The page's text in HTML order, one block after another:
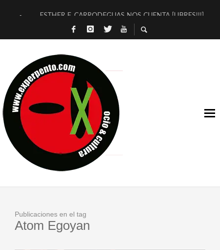
ESTHER F. CARRODEGUAS NOS CUENTA [LIBRES!!!]
[TERRA DE GUAPES] DE SANDRA MONFORT
TIMBRE 4, LA ESCUELA DEL DIRECTOR TEATRAL CLAUDIO
30 AÑOS (NO ES NADA) DE LA KATARSIS DEL TOMATAZO
MILITARES JUDÍAS EN #EXVITA
D’BALDOMEROS REINVENTAN [BITÁCORA 3.0] EN EXVITA
MARSHALL FLASH PRESENTA EN EXVITA [RELATIVA
JOFRE BARDAGÍ EN EXVITA INTERPRETANDO A SERRAT
Publicaciones en el tag
Atom Egoyan